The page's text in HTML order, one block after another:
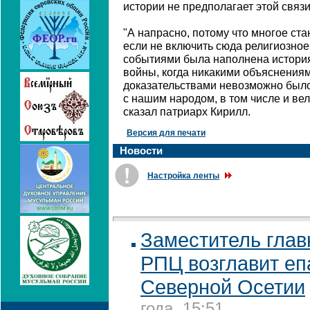
истории не предполагает этой
"А напрасно, потому что многое
если не включить сюда
событиями была наполнена
войны, когда никакими
доказательствами невозможно
с нашим народом, в том числе и
сказал патриарх Кирилл.
Версия для печати
Новости
Настройка ленты
Заместитель
РПЦ возглавит
Северной Осетии